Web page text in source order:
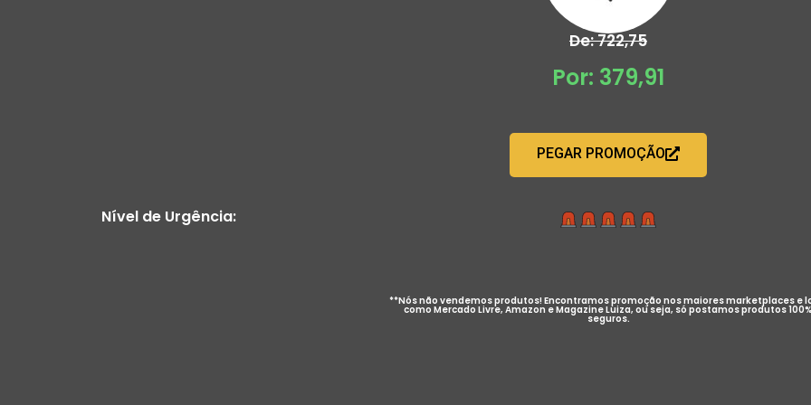
De: 722,75
Por: 379,91
PEGAR PROMOÇÃO
Nível de Urgência:
**Nós não vendemos produtos! Encontramos promoção nos maiores marketplaces e
como Mercado Livre, Amazon e Magazine Luiza, ou seja, só postamos produtos 100%
seguros.